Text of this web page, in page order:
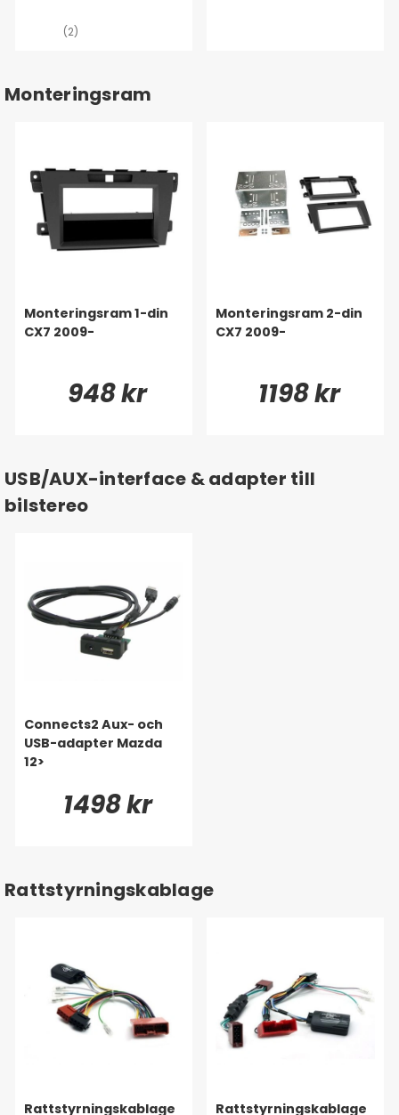
(2)
Monteringsram
Monteringsram 1-din
CX7 2009-
948 kr
Monteringsram 2-din
CX7 2009-
1198 kr
USB/AUX-interface & adapter till
bilstereo
Connects2 Aux- och
USB-adapter Mazda
12>
1498 kr
Rattstyrningskablage
Rattstyrningskablage
Rattstyrningskablage